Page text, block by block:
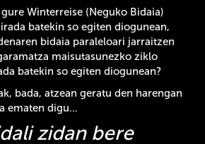
Winterreise (Neguko Bidaia)
batekin so egiten diogunean,
bidaia paraleloari jarraitzen
maisutasunezko ziklo
batekin so egiten diogunean?
bada, atzean geratu den harengan
ematen digu…
zidan bere